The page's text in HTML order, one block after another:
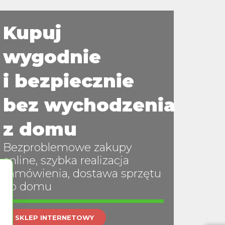
Kupuj
wygodnie
i bezpiecznie
bez wychodzenia
z domu
Bezproblemowe zakupy
online, szybka realizacja
zamówienia, dostawa sprzętu
do domu
SKLEP INTERNETOWY